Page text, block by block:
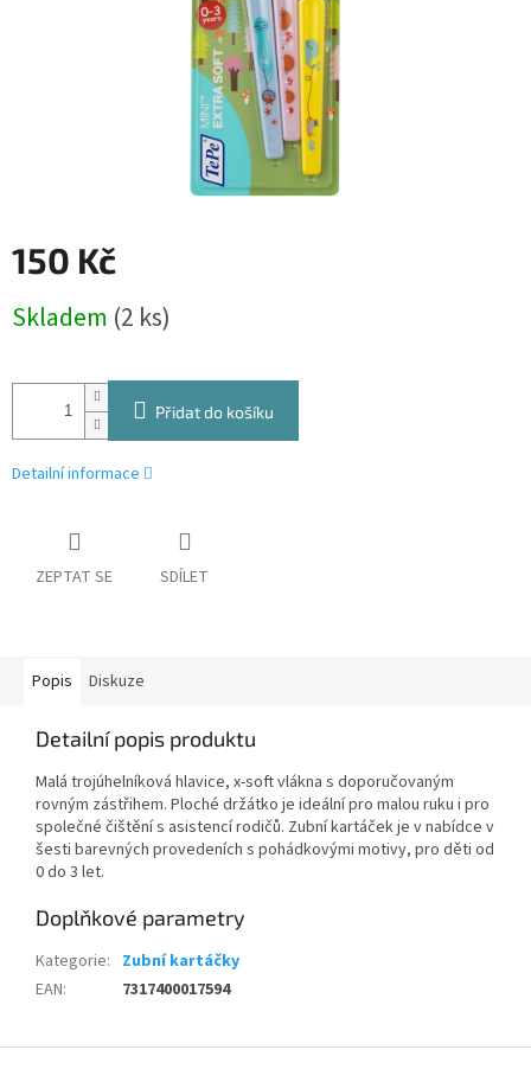
150 Kč
cena:
Skladem (2 ks)
Přidat do košíku
Detailní informace
ZEPTAT SE SDÍLET
Popis Diskuze
Detailní popis produktu
Malá trojúhelníková hlavice, x-soft vlákna s doporučovaným
rovným zástřihem. Ploché držátko je ideální pro malou ruku i pro
společné čištění s asistencí rodičů. Zubní kartáček je v nabídce v
šesti barevných provedeních s pohádkovými motivy, pro děti od
0 do 3 let.
Doplňkové parametry
Kategorie: Zubní kartáčky
EAN: 7317400017594